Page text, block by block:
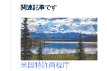
関連記事です
米国特許商標庁